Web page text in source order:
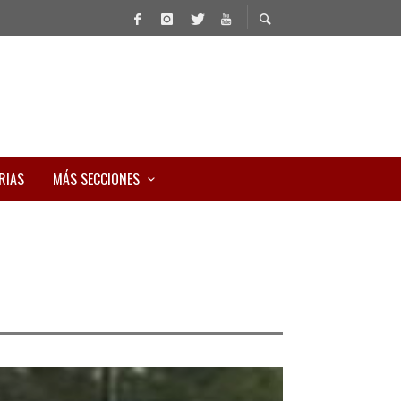
MÁS SECCIONES